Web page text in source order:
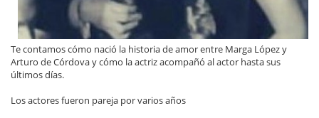
Te contamos cómo nació la historia de amor entre Marga López y
Arturo de Córdova y cómo la actriz acompañó al actor hasta sus
últimos días.
Los actores fueron pareja por varios años